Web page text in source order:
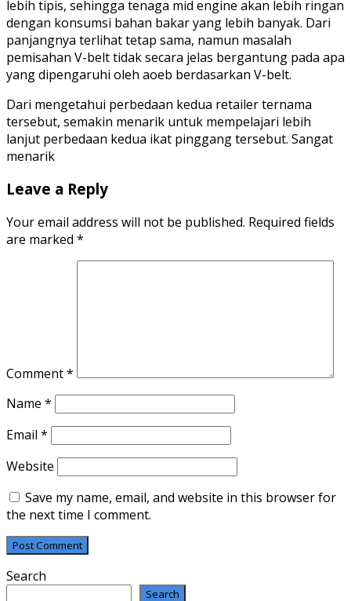
lebih tipis, sehingga tenaga mid engine akan lebih ringan
dengan konsumsi bahan bakar yang lebih banyak. Dari
panjangnya terlihat tetap sama, namun masalah
pemisahan V-belt tidak secara jelas bergantung pada apa
yang dipengaruhi oleh aoeb berdasarkan V-belt.
Dari mengetahui perbedaan kedua retailer ternama
tersebut, semakin menarik untuk mempelajari lebih
lanjut perbedaan kedua ikat pinggang tersebut. Sangat
menarik
Leave a Reply
Your email address will not be published. Required fields
are marked *
Comment*
Name *
Email *
Website
Save my name, email, and website in this browser for
the next time I comment.
Search
Search